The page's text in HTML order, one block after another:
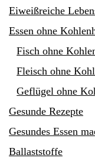
Eiweißreiche
Essen ohne
Fisch ohne
Fleisch ohne
Geflügel ohne
Gesunde Rezepte
Gesundes Essen
Ballaststoffe